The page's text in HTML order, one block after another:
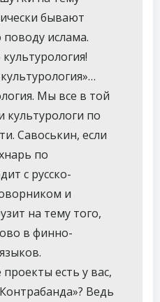
бывают
ислама.
Мы все в той
культурологи по
Савоськин, если
по
с русско-
и
на тему того,
в финно-
есть у вас,
Ведь